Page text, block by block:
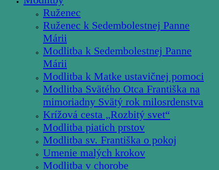
Ruženec
Ruženec k Sedembolestnej Panne
Márii
Modlitba k Sedembolestnej Panne
Márii
Modlitba k Matke ustavičnej pomoci
Modlitba Svätého Otca Františka na
mimoriadny Svätý rok milosrdenstva
Krížová cesta „Rozbitý svet“
Modlitba piatich prstov
Modlitba sv. Františka o pokoj
Umenie malých krokov
Modlitba v chorobe